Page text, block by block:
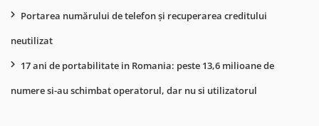
Portarea numărului de telefon și recuperarea creditului
neutilizat
17 ani de portabilitate in Romania: peste 13,6 milioane de
numere si-au schimbat operatorul, dar nu si utilizatorul